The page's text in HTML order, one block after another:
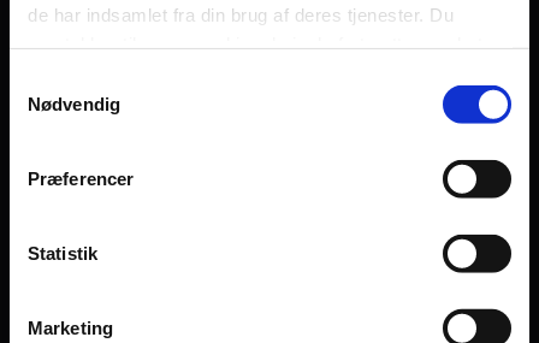
de har indsamlet fra din brug af deres tjenester. Du
Nødvendig
Præferencer
Statistik
Marketing
Stories & Viden
Find støtte